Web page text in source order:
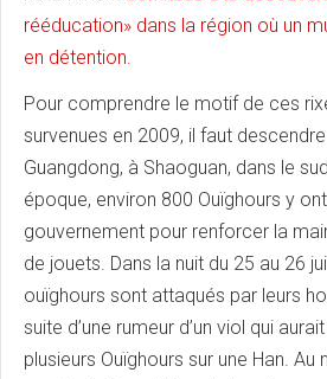
rééducation» dans la région où un
en détention.
Pour comprendre le motif de ces
survenues en 2009, il faut
Guangdong, à Shaoguan, dans le
époque, environ 800 Ouïghours y
gouvernement pour renforcer la
de jouets. Dans la nuit du 25 au 26
ouïghours sont attaqués par leurs
suite d’une rumeur d’un viol qui
plusieurs Ouïghours sur une Han. Au